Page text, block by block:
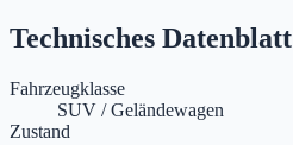
Technisches Datenblatt
Fahrzeugklasse
SUV / Geländewagen
Zustand